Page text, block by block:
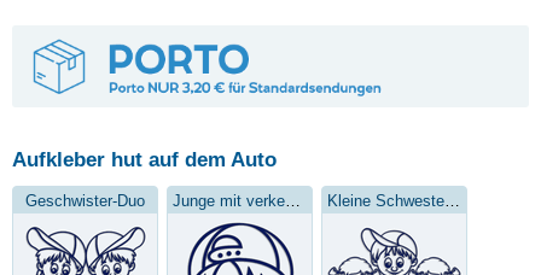
Aufkleber hut auf dem Auto
Geschwister-Duo